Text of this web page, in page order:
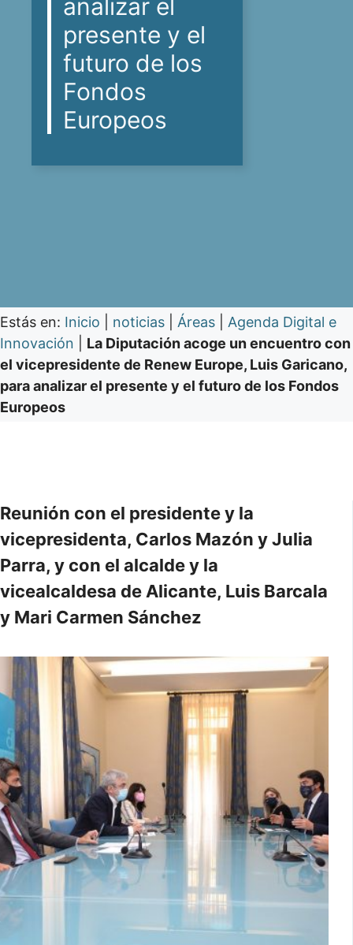
analizar el
presente y el
futuro de los
Fondos
Europeos
Estás en: Inicio noticias Áreas
Agenda Digital e
Innovación
La Diputación acoge un encuentro con
el vicepresidente de Renew Europe, Luis Garicano,
para analizar el presente y el futuro de los Fondos
Europeos
Reunión con el presidente y la
vicepresidenta, Carlos Mazón y Julia
Parra, y con el alcalde y la
vicealcaldesa de Alicante, Luis Barcala
y Mari Carmen Sánchez